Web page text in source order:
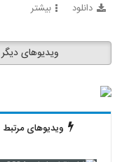
دانلود بیشتر
ویدیوهای دیگر
ویدیوهای مرتبط